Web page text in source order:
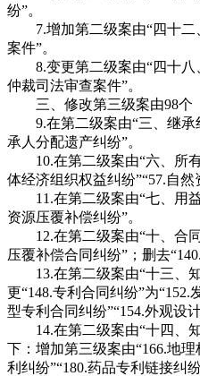
纷”。
7.增加第二级案由“四十二
案件”。
8.变更第二级案由“四十八
仲裁司法审查案件”。
三、修改第三级案由98个
9.在第二级案由“三、继承
承人分配遗产纠纷”。
10.在第二级案由“六、所有
体经济组织权益纠纷”“57.自然
11.在第二级案由“七、用益
资源压覆补偿纠纷”。
12.在第二级案由“十、合同
压覆补偿合同纠纷”；删去
13.在第二级案由“十三、知
更“148.专利合同纠纷”为“152.
型专利合同纠纷”“154.外观设
14.在第二级案由“十四、知
下：增加第三级案由“166.地
利纠纷”“180.药品专利链接纠